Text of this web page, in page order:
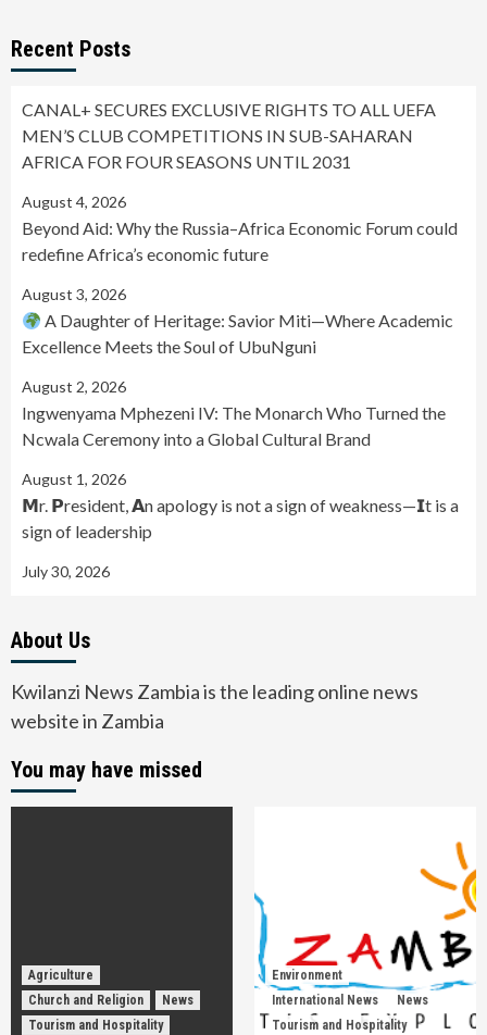
Recent Posts
CANAL+ SECURES EXCLUSIVE RIGHTS TO ALL UEFA
MEN’S CLUB COMPETITIONS IN SUB-SAHARAN
AFRICA FOR FOUR SEASONS UNTIL 2031
August 4, 2026
Beyond Aid: Why the Russia–Africa Economic Forum could
redefine Africa’s economic future
August 3, 2026
A Daughter of Heritage: Savior Miti—Where Academic
Excellence Meets the Soul of UbuNguni
August 2, 2026
Ingwenyama Mphezeni IV: The Monarch Who Turned the
Ncwala Ceremony into a Global Cultural Brand
August 1, 2026
𝗠r. 𝗣resident, 𝗔n apology is not a sign of weakness—𝗜t is a
sign of leadership
July 30, 2026
About Us
Kwilanzi News Zambia is the leading online news
website in Zambia
You may have missed
Agriculture
Church and Religion
News
Tourism and Hospitality
Environment
International News
News
Tourism and Hospitality